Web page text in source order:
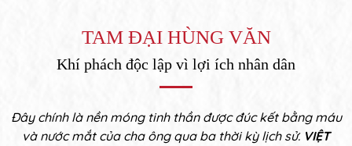
TAM ĐẠI HÙNG VĂN
Khí phách độc lập vì lợi ích nhân dân
Đây chính là nền móng tinh thần được đúc kết bằng máu
và nước mắt của cha ông qua ba thời kỳ lịch sử. VIỆT